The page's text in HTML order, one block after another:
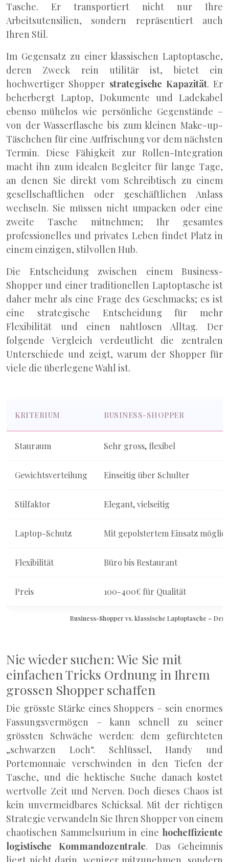
Tasche. Er transportiert nicht nur Ihre
Arbeitsutensilien, sondern repräsentiert auch
Ihren Stil.
Im Gegensatz zu einer klassischen Laptoptasche,
deren Zweck rein utilitär ist, bietet ein
hochwertiger Shopper strategische Kapazität. Er
beherbergt Laptop, Dokumente und Ladekabel
ebenso mühelos wie persönliche Gegenstände –
von der Wasserflasche bis zum kleinen Make-up-
Täschchen für eine Auffrischung vor dem nächsten
Termin. Diese Fähigkeit zur Rollen-Integration
macht ihn zum idealen Begleiter für lange Tage,
an denen Sie direkt vom Schreibtisch zu einem
gesellschaftlichen oder geschäftlichen Anlass
wechseln. Sie müssen nicht umpacken oder eine
zweite Tasche mitnehmen; Ihr gesamtes
professionelles und privates Leben findet Platz in
einem einzigen, stilvollen Hub.
Die Entscheidung zwischen einem Business-
Shopper und einer traditionellen Laptoptasche ist
daher mehr als eine Frage des Geschmacks; es ist
eine strategische Entscheidung für mehr
Flexibilität und einen nahtlosen Alltag. Der
folgende Vergleich verdeutlicht die zentralen
Unterschiede und zeigt, warum der Shopper für
viele die überlegene Wahl ist.
Business-Shopper vs. klassische Laptoptasche –
KRITERIUM BUSINESS-SHOPPER
Stauraum Sehr gross, flexibel
Gewichtsverteilung Einseitig über Schulter
Stilfaktor Elegant, vielseitig
Laptop-Schutz Mit gepolstertem Einsatz
Flexibilität Büro bis Restaurant
Preis 100-400€ für Qualität
Nie wieder suchen: Wie Sie mit
einfachen Tricks Ordnung in Ihrem
grossen Shopper schaffen
Die grösste Stärke eines Shoppers – sein enormes
Fassungsvermögen – kann schnell zu seiner
grössten Schwäche werden: dem gefürchteten
„schwarzen Loch“. Schlüssel, Handy und
Portemonnaie verschwinden in den Tiefen der
Tasche, und die hektische Suche danach kostet
wertvolle Zeit und Nerven. Doch dieses Chaos ist
kein unvermeidbares Schicksal. Mit der richtigen
Strategie verwandeln Sie Ihren Shopper von einem
chaotischen Sammelsurium in eine hocheffiziente
logistische Kommandozentrale. Das Geheimnis